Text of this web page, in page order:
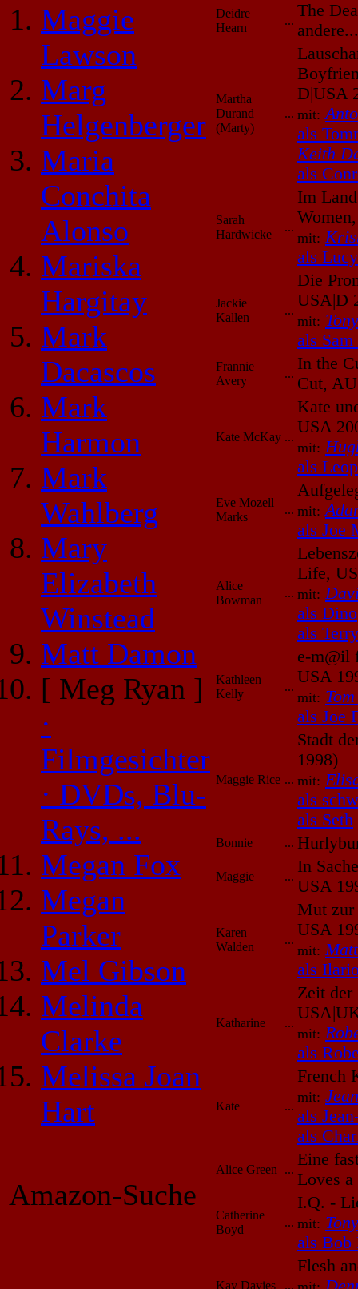
Maggie
Lawson
Marg
Helgenberger
Maria
Conchita
Alonso
Mariska
Hargitay
Mark
Dacascos
Mark
Harmon
Mark
Wahlberg
Mary
Elizabeth
Winstead
Matt Damon
[ Meg Ryan ]
·
Filmgesichter
· DVDs, Blu-
Rays, ...
Megan Fox
Megan
Parker
Mel Gibson
Melinda
Clarke
Melissa Joan
Hart
Amazon-Suche
Deidre
Hearn
...
The
Martha
Durand
(Marty)
...
D|USA
mit:
als
Keith
als
Sarah
Hardwicke
...
Im
mit:
als
Jackie
Kallen
...
Die
USA|D
mit:
als
Frannie
Avery
...
In the
Cut,
Kate McKay ...
Kate
USA
mit:
als
Eve Mozell
Marks
... mit:
als Joe
Alice
Bowman
...
Life,
mit:
als Dino
als
Kathleen
Kelly
...
e-m@il
USA
mit:
als Joe
Maggie Rice ...
Stadt
1998)
mit:
als
als Seth
Bonnie ...
Maggie ...
In
USA
Karen
Walden
...
Mut zur
USA
mit:
als
Katharine ...
Zeit der
mit:
als
Kate ...
French
mit:
als
als
Alice Green ...
Eine
Loves
Catherine
Boyd
...
I.Q. -
mit:
als Bob
Kay Davies ...
Flesh